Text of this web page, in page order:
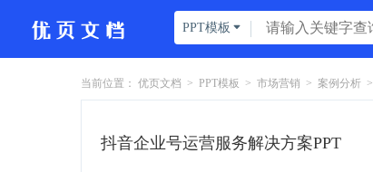
PPT模板 
当前位置： 优页文档 > PPT模板 > 市场营销 > 案例分析>
抖音企业号运营服务解决方案PPT